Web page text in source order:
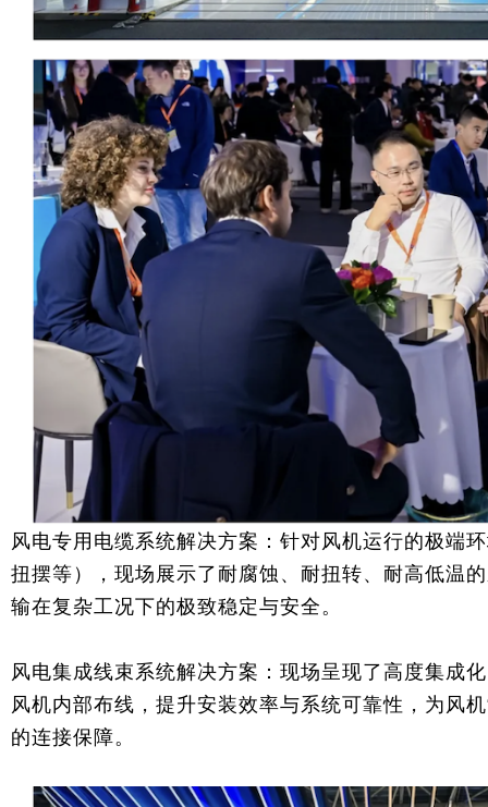
风电专用电缆系统解决方案：针对风机运行的极端
扭摆等），现场展示了耐腐蚀、耐扭转、耐高低温
输在复杂工况下的极致稳定与安全。
风电集成线束系统解决方案：现场呈现了高度集成
风机内部布线，提升安装效率与系统可靠性，为风
的连接保障。